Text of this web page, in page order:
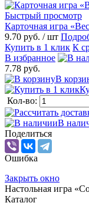
Быстрый просмотр
Карточная игра
9.70 руб. / шт
Купить в 1 клик К
В избранное
7.78 руб.
В
Кол-во:
В
Поделиться
Ошибка
Закрыть окно
Настольная игра
Каталог